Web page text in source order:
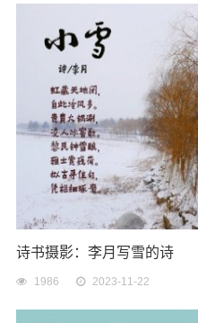
诗书摄影：李月写雪的诗
1986 2023-11-22